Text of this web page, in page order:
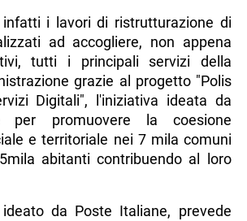
i lavori di ristrutturazione di
ad accogliere, non appena
tutti i principali servizi della
grazie al progetto "Polis
Digitali", l'iniziativa ideata da
per promuovere la coesione
e territoriale nei 7 mila comuni
abitanti contribuendo al loro
da Poste Italiane, prevede